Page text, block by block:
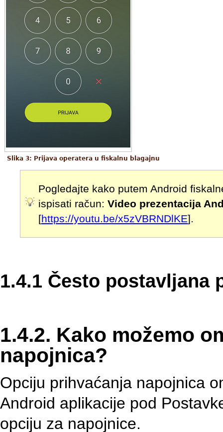
Slika 3: Prijava operatera u fiskalnu blagajnu
Pogledajte kako putem Android
ispisati račun: Video prezentacija
[https://youtu.be/x5zVBRNDlKE].
1.4.1 Često postavljana
1.4.2. Kako možemo
napojnica?
Opciju prihvaćanja napojnica
Android aplikacije pod
opciju za napojnice.